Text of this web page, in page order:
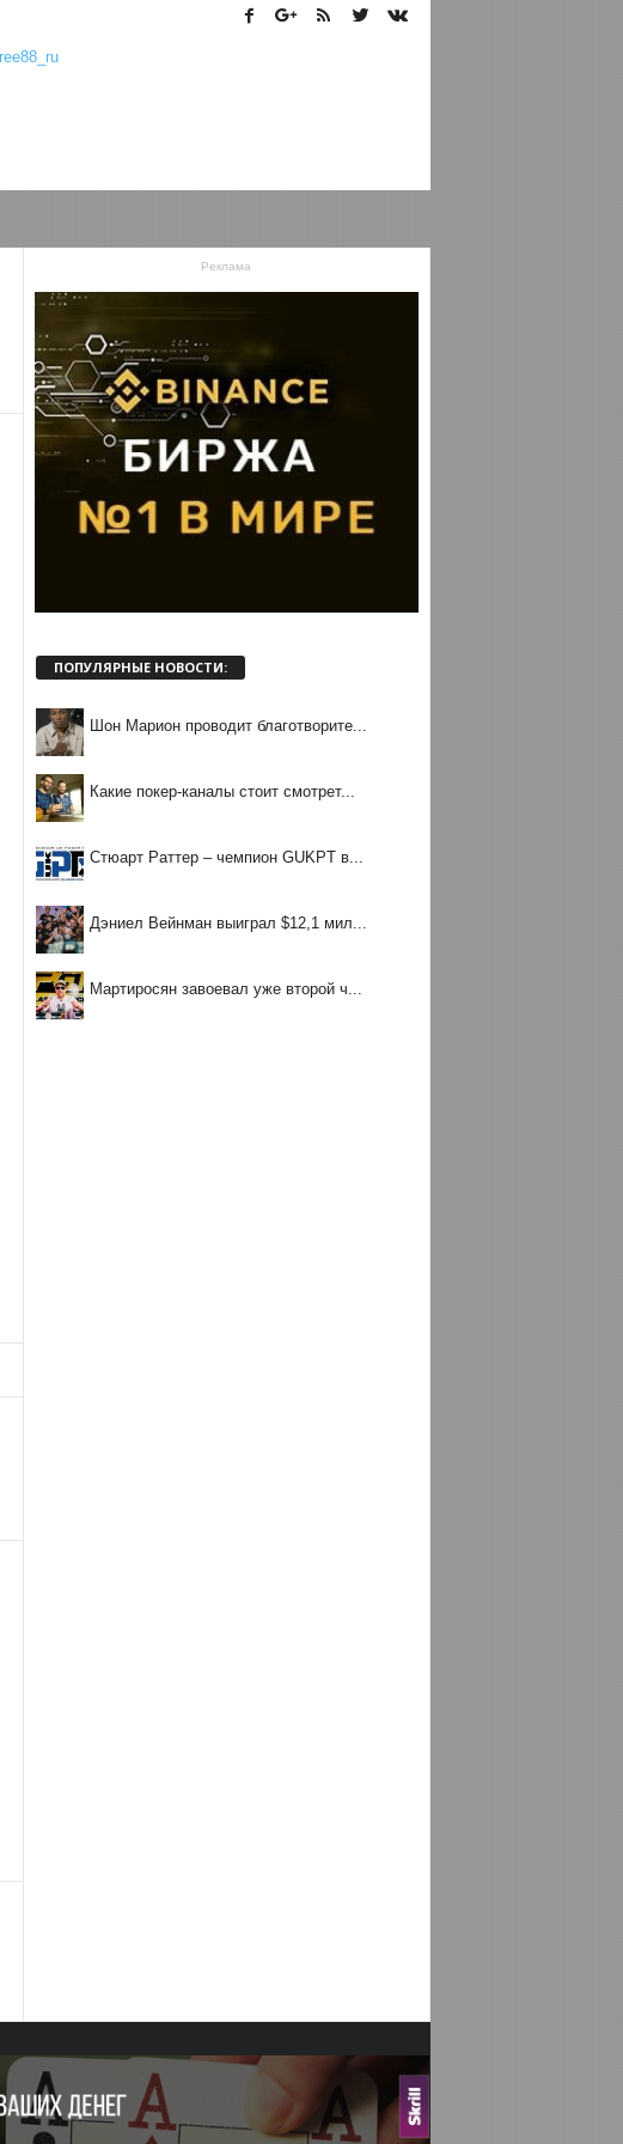
Реклама
ПОПУЛЯРНЫЕ НОВОСТИ:
Шон Марион проводит благотворите...
Какие покер-каналы стоит смотрет...
Стюарт Раттер – чемпион GUKPT в...
Дэниел Вейнман выиграл $12,1 мил...
Мартиросян завоевал уже второй ч...